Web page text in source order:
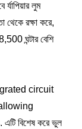
লুম
থেকে রক্ষা করে,
ঘন্টার বেশি
circuit
বিশেষ করে ভুল